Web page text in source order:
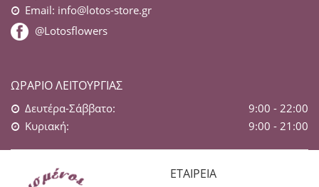
Email: info@lotos-store.gr
@Lotosflowers
ΩΡΆΡΙΟ ΛΕΙΤΟΥΡΓΊΑΣ
Δευτέρα-Σάββατο:
9:00 - 22:00
Κυριακή:
9:00 - 21:00
ΕΤΑΙΡΕΊΑ